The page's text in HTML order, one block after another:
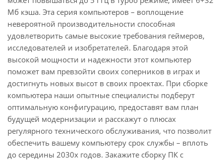
Мб кэша. Эта серия компьютеров – воплощение
невероятной производительности способная
удовлетворить самые высокие требования геймеров,
исследователей и изобретателей. Благодаря этой
высокой мощности и надежности этот компьютер
поможет вам превзойти своих соперников в играх и
достигнуть новых высот в своих проектах. При сборке
компьютера наши опытные специалисты подберут
оптимальную конфигурацию, предоставят вам план
будущей модернизации и расскажут о плюсах
регулярного технического обслуживания, что позволит
обеспечить вашему компьютеру срок службы – вплоть
до середины 2030х годов. Закажите сборку ПК с